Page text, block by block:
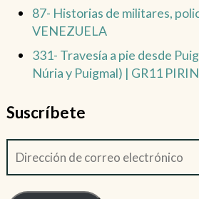
87- Historias de militares,
VENEZUELA
331- Travesía a pie desde
Núria y Puigmal) | GR11
Suscríbete